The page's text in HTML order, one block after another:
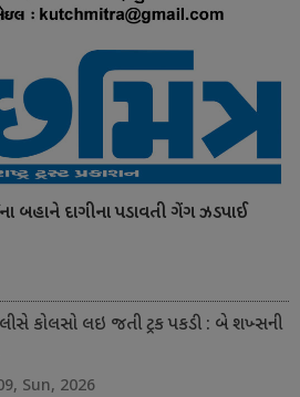
બહાને દાગીના પડાવતી ગેંગ ઝડપાઈ
કોલસો લઇ જતી ટ્રક પકડી : બે શખ્સની
Sun, 2026